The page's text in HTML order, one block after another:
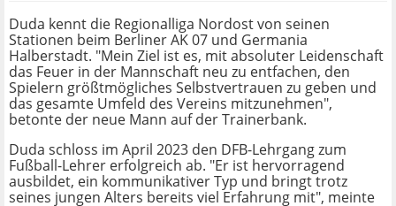
Duda kennt die Regionalliga Nordost von seinen
Stationen beim Berliner AK 07 und Germania
Halberstadt. "Mein Ziel ist es, mit absoluter Leidenschaft
das Feuer in der Mannschaft neu zu entfachen, den
Spielern größtmögliches Selbstvertrauen zu geben und
das gesamte Umfeld des Vereins mitzunehmen",
betonte der neue Mann auf der Trainerbank.
Duda schloss im April 2023 den DFB-Lehrgang zum
Fußball-Lehrer erfolgreich ab. "Er ist hervorragend
ausbildet, ein kommunikativer Typ und bringt trotz
seines jungen Alters bereits viel Erfahrung mit", meinte